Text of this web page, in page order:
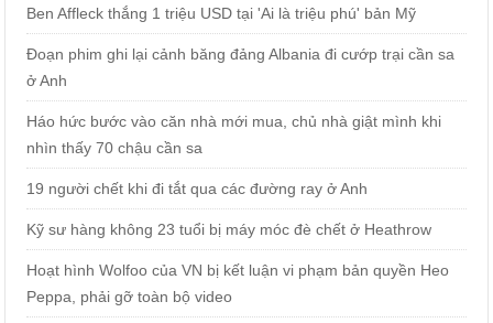
Ben Affleck thắng 1 triệu USD tại 'Ai là triệu phú' bản Mỹ
Đoạn phim ghi lại cảnh băng đảng Albania đi cướp trại cần sa
ở Anh
Háo hức bước vào căn nhà mới mua, chủ nhà giật mình khi
nhìn thấy 70 chậu cần sa
19 người chết khi đi tắt qua các đường ray ở Anh
Kỹ sư hàng không 23 tuổi bị máy móc đè chết ở Heathrow
Hoạt hình Wolfoo của VN bị kết luận vi phạm bản quyền Heo
Peppa, phải gỡ toàn bộ video